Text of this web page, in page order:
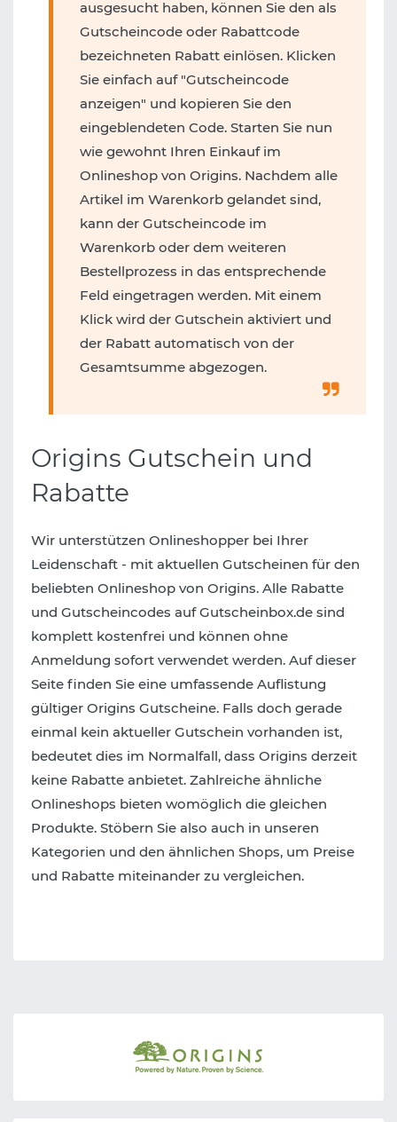
ausgesucht haben, können Sie den als
Gutscheincode oder Rabattcode
bezeichneten Rabatt einlösen. Klicken
Sie einfach auf "Gutscheincode
anzeigen" und kopieren Sie den
eingeblendeten Code. Starten Sie nun
wie gewohnt Ihren Einkauf im
Onlineshop von Origins. Nachdem alle
Artikel im Warenkorb gelandet sind,
kann der Gutscheincode im
Warenkorb oder dem weiteren
Bestellprozess in das entsprechende
Feld eingetragen werden. Mit einem
Klick wird der Gutschein aktiviert und
der Rabatt automatisch von der
Gesamtsumme abgezogen.
Origins Gutschein und
Rabatte
Wir unterstützen Onlineshopper bei Ihrer
Leidenschaft - mit aktuellen Gutscheinen für den
beliebten Onlineshop von Origins. Alle Rabatte
und Gutscheincodes auf Gutscheinbox.de sind
komplett kostenfrei und können ohne
Anmeldung sofort verwendet werden. Auf dieser
Seite finden Sie eine umfassende Auflistung
gültiger Origins Gutscheine. Falls doch gerade
einmal kein aktueller Gutschein vorhanden ist,
bedeutet dies im Normalfall, dass Origins derzeit
keine Rabatte anbietet. Zahlreiche ähnliche
Onlineshops bieten womöglich die gleichen
Produkte. Stöbern Sie also auch in unseren
Kategorien und den ähnlichen Shops, um Preise
und Rabatte miteinander zu vergleichen.